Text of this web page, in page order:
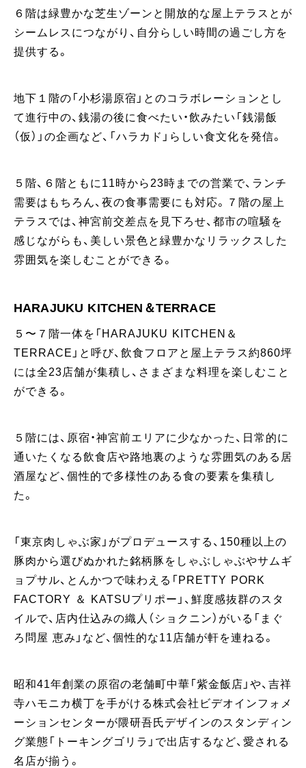
６階は緑豊かな芝生ゾーンと開放的な屋上テラスとが
シームレスにつながり、自分らしい時間の過ごし方を
提供する。
地下１階の「小杉湯原宿」とのコラボレーションとし
て進行中の、銭湯の後に食べたい・飲みたい「銭湯飯
（仮）」の企画など、「ハラカド」らしい食文化を発信。
５階、６階ともに11時から23時までの営業で、ランチ
需要はもちろん、夜の食事需要にも対応。７階の屋上
テラスでは、神宮前交差点を見下ろせ、都市の喧騒を
感じながらも、美しい景色と緑豊かなリラックスした
雰囲気を楽しむことができる。
HARAJUKU KITCHEN＆TERRACE
５〜７階一体を「HARAJUKU KITCHEN＆
TERRACE」と呼び、飲食フロアと屋上テラス約860坪
には全23店舗が集積し、さまざまな料理を楽しむこと
ができる。
５階には、原宿・神宮前エリアに少なかった、日常的に
通いたくなる飲食店や路地裏のような雰囲気のある居
酒屋など、個性的で多様性のある食の要素を集積し
た。
「東京肉しゃぶ家」がプロデュースする、150種以上の
豚肉から選びぬかれた銘柄豚をしゃぶしゃぶやサムギ
ョプサル、とんかつで味わえる「PRETTY PORK
FACTORY ＆ KATSUプリポー」、鮮度感抜群のスタ
イルで、店内仕込みの織人（ショクニン）がいる「まぐ
ろ問屋 恵み」など、個性的な11店舗が軒を連ねる。
昭和41年創業の原宿の老舗町中華「紫金飯店」や、吉祥
寺ハモニカ横丁を手がける株式会社ビデオインフォメ
ーションセンターが隈研吾氏デザインのスタンディン
グ業態「トーキングゴリラ」で出店するなど、愛される
名店が揃う。